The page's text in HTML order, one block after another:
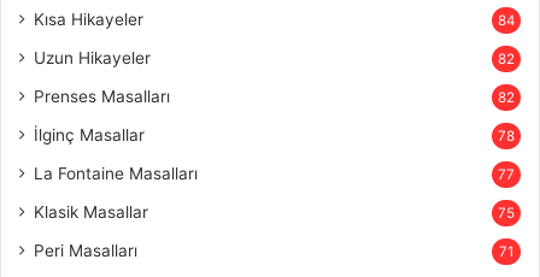
Kısa Hikayeler 84
Uzun Hikayeler 82
Prenses Masalları 82
İlginç Masallar 78
La Fontaine Masalları 77
Klasik Masallar 75
Peri Masalları 71